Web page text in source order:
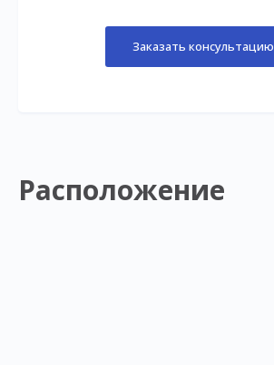
Заказать консультацию
Расположение